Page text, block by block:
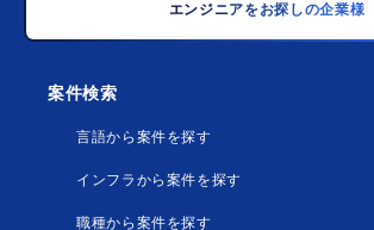
エンジニアをお探しの企業様
案件検索
言語から案件を探す
インフラから案件を探す
職種から案件を探す